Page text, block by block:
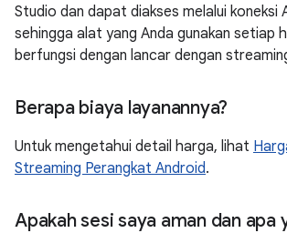
Studio dan dapat diakses melalui koneksi
sehingga alat yang Anda gunakan setiap
berfungsi dengan lancar dengan
Berapa biaya layanannya?
Untuk mengetahui detail harga, lihat
Streaming Perangkat Android.
Apakah sesi saya aman dan apa